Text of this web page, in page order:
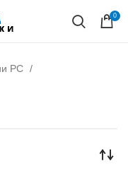
0
PC